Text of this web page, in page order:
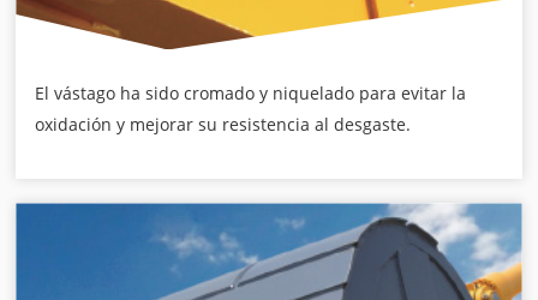
El vástago ha sido cromado y niquelado para evitar la
oxidación y mejorar su resistencia al desgaste.